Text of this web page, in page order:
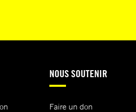
NOUS SOUTENIR
Faire un don